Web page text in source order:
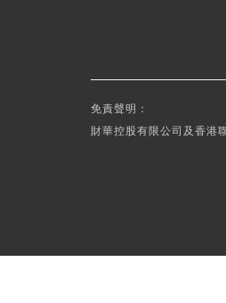
免責聲明：
財華控股有限公司及香港